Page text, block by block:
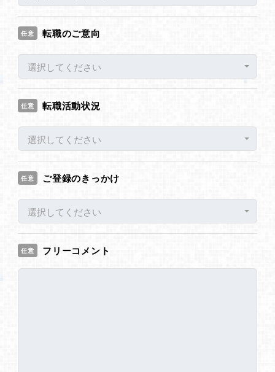
任意 転職のご意向
選択してください
任意 転職活動状況
選択してください
任意 ご登録のきっかけ
選択してください
任意 フリーコメント